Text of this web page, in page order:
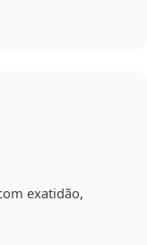
exatidão,